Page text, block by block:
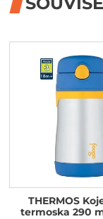
THERMOS
termoska 290